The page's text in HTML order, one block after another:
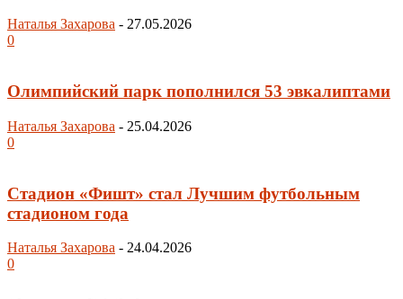
Наталья Захарова - 27.05.2026
0
Олимпийский парк пополнился 53 эвкалиптами
Наталья Захарова - 25.04.2026
0
Стадион «Фишт» стал Лучшим футбольным
стадионом года
Наталья Захарова - 24.04.2026
0